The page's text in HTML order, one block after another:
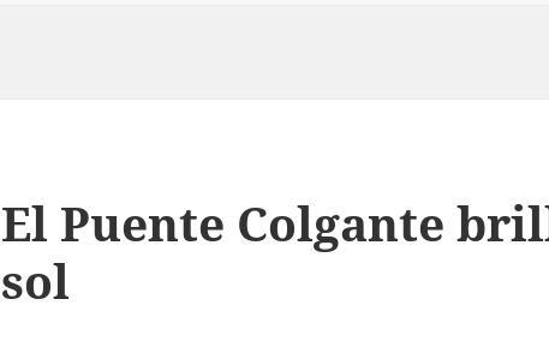
El Puente Colgante
sol